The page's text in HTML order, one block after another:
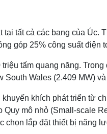
tất cả các bang của Úc.
góp 25% công suất điện
tấm quang năng.
Wales (2.409 MW)
khích phát triển từ
mô nhỏ (Small-scale
chọn lắp đặt thiết bị năng